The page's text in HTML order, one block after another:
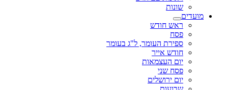
שונות
מועדים
ראש חודש
פסח
ספירת העומר, ל"ג בעומר
חודש אייר
יום העצמאות
פסח שני
יום ירושלים